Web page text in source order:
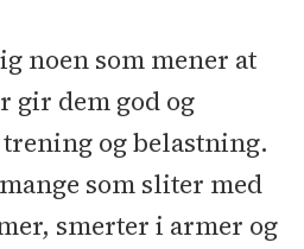
noen som mener at
dem god og
og belastning.
som sliter med
smerter i armer og